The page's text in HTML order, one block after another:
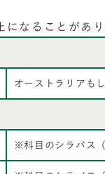
なることがあ
オーストラリアも
※科目のシラバス